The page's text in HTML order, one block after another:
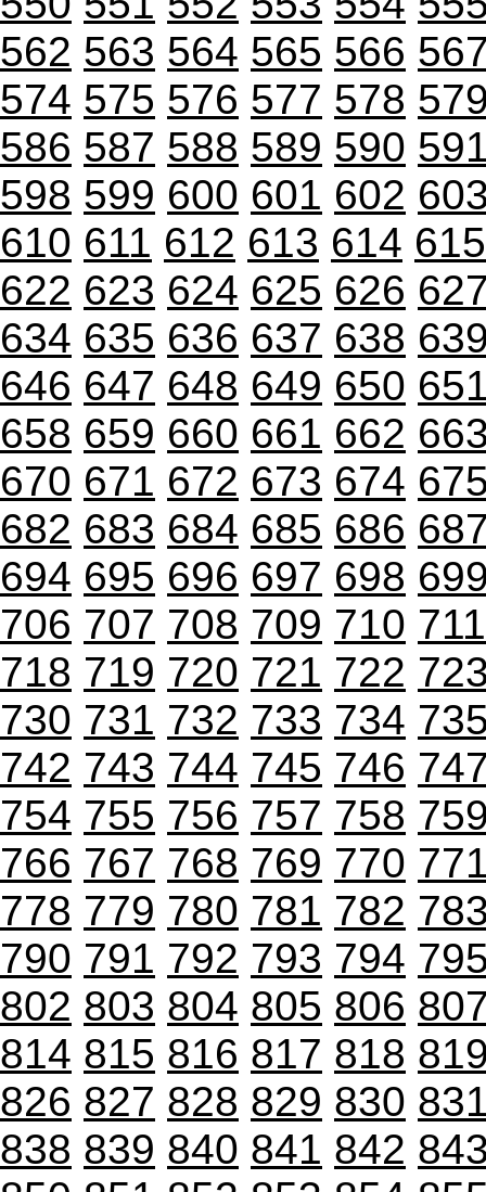
562 563 564 565 566
574 575 576 577 578
586 587 588 589 590
598 599 600 601 602
610 611 612 613 614 615
622 623 624 625 626
634 635 636 637 638
646 647 648 649 650
658 659 660 661 662
670 671 672 673 674
682 683 684 685 686
694 695 696 697 698
706 707 708 709 710 711
718 719 720 721 722
730 731 732 733 734
742 743 744 745 746
754 755 756 757 758
766 767 768 769 770
778 779 780 781 782
790 791 792 793 794
802 803 804 805 806
814 815 816 817 818
826 827 828 829 830
838 839 840 841 842